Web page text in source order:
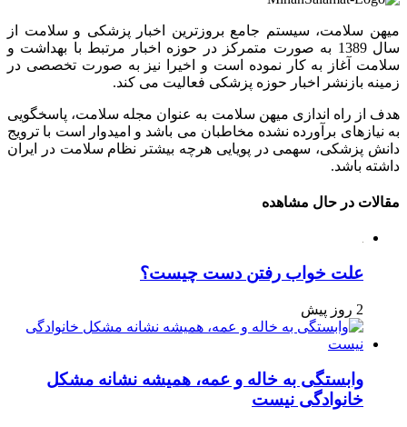
سلامت، سیستم جامع بروزترین اخبار پزشکی و سلامت از
سال 1389 به صورت متمرکز در حوزه اخبار مرتبط با بهداشت و
آغاز به کار نموده است و اخیرا نیز به صورت تخصصی در
بازنشر اخبار حوزه پزشکی فعالیت می کند.
از راه اندازی میهن سلامت به عنوان مجله سلامت، پاسخگویی
نیازهای برآورده نشده مخاطبان می باشد و امیدوار است با ترویج
پزشکی، سهمی در پویایی هرچه بیشتر نظام سلامت در ایران
باشد.
در حال مشاهده
علت خواب رفتن دست چیست؟
وابستگی به خاله و عمه، همیشه نشانه مشکل
خانوادگی نیست